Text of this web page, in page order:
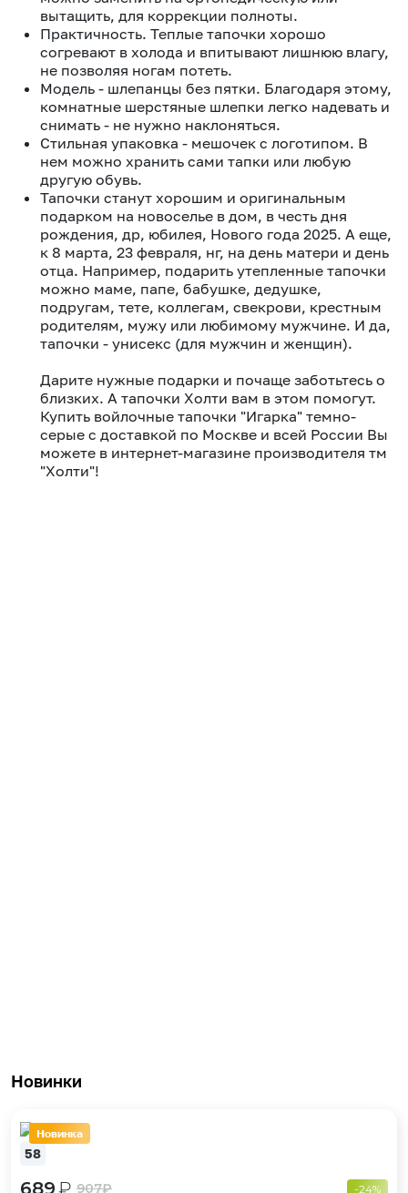
вытащить, для коррекции полноты.
Практичность. Теплые тапочки хорошо
согревают в холода и впитывают лишнюю влагу,
не позволяя ногам потеть.
Модель - шлепанцы без пятки. Благодаря этому,
комнатные шерстяные шлепки легко надевать и
снимать - не нужно наклоняться.
Стильная упаковка - мешочек с логотипом. В
нем можно хранить сами тапки или любую
другую обувь.
Тапочки станут хорошим и оригинальным
подарком на новоселье в дом, в честь дня
рождения, др, юбилея, Нового года 2025. А еще,
к 8 марта, 23 февраля, нг, на день матери и день
отца. Например, подарить утепленные тапочки
можно маме, папе, бабушке, дедушке,
подругам, тете, коллегам, свекрови, крестным
родителям, мужу или любимому мужчине. И да,
тапочки - унисекс (для мужчин и женщин).
Дарите нужные подарки и почаще заботьтесь о
близких. А тапочки Холти вам в этом помогут.
Купить войлочные тапочки "Игарка" темно-
серые с доставкой по Москве и всей России Вы
можете в интернет-магазине производителя тм
"Холти"!
Новинки
Новинка
58
907₽ -24%